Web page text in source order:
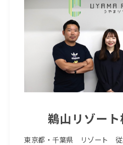
鵜山リゾー
東京都・千葉県 リゾート 従